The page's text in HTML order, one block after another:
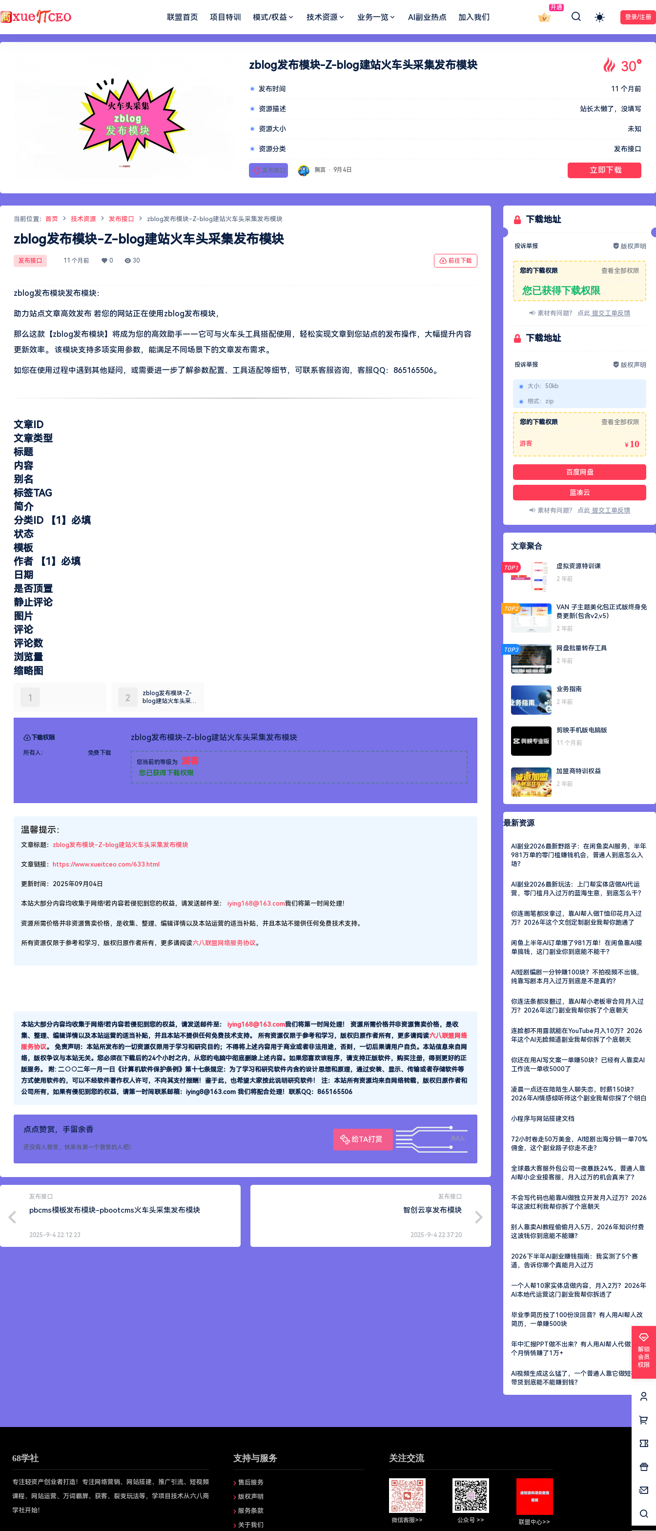
开通
登录/注册
联盟首页 项目特训 模式/权益 技术资源 业务一览 AI副业热点 加入我们
zblog发布模块-Z-blog建站火车头采集发布模块 30°
发布时间 11 个月前
资源描述 站长太懒了，没填写
资源大小 未知
资源分类 发布接口
发布接口 無言 · 9月4日 立即下载
当前位置： 首页 技术资源 发布接口 zblog发布模块-Z-blog建站火车头采集发布模块
zblog发布模块-Z-blog建站火车头采集发布模块
发布接口 11 个月前 0 30 前往下载
zblog发布模块发布模块：
助力站点文章高效发布 若您的网站正在使用zblog发布模块，
那么这款【zblog发布模块】将成为您的高效助手——它可与火车头工具搭配使用，轻松实现文章到您站点的发布操作，大幅提升内容
更新效率。 该模块支持多项实用参数，能满足不同场景下的文章发布需求。
如您在使用过程中遇到其他疑问，或需要进一步了解参数配置、工具适配等细节，可联系客服咨询，客服QQ：865165506。
文章ID
文章类型
标题
内容
别名
标签TAG
简介
分类ID 【1】必填
状态
模板
作者 【1】必填
日期
是否顶置
静止评论
图片
评论
评论数
浏览量
缩略图
1
zblog发布模块-Z-
blog建站火车头采
2
下载权限
所有人： 免费下载
zblog发布模块-Z-blog建站火车头采集发布模块
您当前的等级为 游客
您已获得下载权限
温馨提示：
文章标题： zblog发布模块-Z-blog建站火车头采集发布模块
文章链接： https://www.xueitceo.com/633.html
更新时间：2025年09月04日
本站大部分内容均收集于网络!若内容若侵犯到您的权益，请发送邮件至： iying168@163.com我们将第一时间处理！
资源所需价格并非资源售卖价格，是收集、整理、编辑详情以及本站运营的适当补贴，并且本站不提供任何免费技术支持。
所有资源仅限于参考和学习，版权归原作者所有，更多请阅读六八联盟网络服务协议。
本站大部分内容均收集于网络!若内容若侵犯到您的权益，请发送邮件至： iying168@163.com我们将第一时间处理！
资源所需价格并非资源售卖价格，是收
集、整理、编辑详情以及本站运营的适当补贴，并且本站不提供任何免费技术支持。
所有资源仅限于参考和学习，版权归原作者所有，更多请阅读六八联盟网络
服务协议。
免责声明：本站所发布的一切资源仅限用于学习和研究目的；不得将上述内容用于商业或者非法用途，否则，一切后果请用户自负。本站信息来自网
络，版权争议与本站无关。您必须在下载后的24个小时之内，从您的电脑中彻底删除上述内容。如果您喜欢该程序，请支持正版软件，购买注册，得到更好的正
版服务。 附: 二○○二年一月一日《计算机软件保护条例》第十七条规定：为了学习和研究软件内含的设计思想和原理，通过安装、显示、传输或者存储软件等
方式使用软件的，可以不经软件著作权人许可，不向其支付报酬！鉴于此，也希望大家按此说明研究软件！ 注：本站所有资源均来自网络转载，版权归原作者和
公司所有，如果有侵犯到您的权益，请第一时间联系邮箱：iying8@163.com 我们将配合处理！联系QQ：865165506
点点赞赏，手留余香
给TA打赏
共0人
还没有人赞赏，快来当第一个赞赏的人吧！
发布接口
pbcms模板发布模块-pbootcms火车头采集发布模块
2025-9-4 22:12:23
发布接口
智创云享发布模块
2025-9-4 22:37:20
下载地址
投诉举报 版权声明
您的下载权限 查看全部权限
您已获得下载权限
📢 素材有问题？ 点此 提交工单反馈
下载地址
投诉举报 版权声明
大小： 50kb
格式： zip
您的下载权限 查看全部权限
游客 ￥ 10
百度网盘
蓝凑云
📢 素材有问题？ 点此 提交工单反馈
文章聚合
TOP1 虚拟资源特训课
2 年前
TOP2
VAN 子主题美化包正式版终身免
费更新(包含v2,v5）
2 年前
TOP3 网盘批量转存工具
2 年前
业务指南
2 年前
剪映手机版电脑版
11 个月前
加盟商特训权益
2 年前
最新资源
AI副业2026最新野路子：在闲鱼卖AI服务，半年
981万单的零门槛赚钱机会，普通人到底怎么入
场？
AI副业2026最新玩法：上门帮实体店做AI代运
营，零门槛月入过万的蓝海生意，到底怎么干？
你连画笔都没拿过，靠AI帮人做T恤印花月入过
万？2026年这个文创定制副业我帮你跑通了
闲鱼上半年AI订单爆了981万单！在闲鱼靠AI接
单搞钱，这门副业你到底能不能干？
AI短剧编剧一分钟赚100块？不拍视频不出镜，
纯靠写剧本月入过万到底是不是真的？
你连法条都没翻过，靠AI帮小老板审合同月入过
万？2026年这门副业我帮你拆了个底朝天
连脸都不用露就能在YouTube月入10万？2026
年这个AI无脸频道副业我帮你拆了个底朝天
你还在用AI写文案一单赚50块？已经有人靠卖AI
工作流一单收5000了
凌晨一点还在陪陌生人聊失恋，时薪150块？
2026年AI情感倾听师这个副业我帮你探了个明白
小程序与网站搭建文档
72小时卷走50万美金，AI短剧出海分销一单70%
佣金，这个副业路子你走不走？
全球最大客服外包公司一夜暴跌24%，普通人靠
AI帮小企业接客服，月入过万的机会真来了？
不会写代码也能靠AI做独立开发月入过万？2026
年这波红利我帮你拆了个底朝天
别人靠卖AI教程偷偷月入5万，2026年知识付费
这波钱你到底能不能赚？
2026下半年AI副业赚钱指南：我实测了5个赛
道，告诉你哪个真能月入过万
一个人帮10家实体店做内容，月入2万？2026年
AI本地代运营这门副业我帮你拆透了
毕业季简历投了100份没回音？有人用AI帮人改
简历，一单赚500块
年中汇报PPT做不出来？有人用AI帮人代做，一
个月悄悄赚了1万+
AI视频生成这么猛了，一个普通人靠它做短视频
带货到底能不能赚到钱？
解锁
会员
权限
68学社
专注轻资产创业者打造！专注网络营销、网站搭建、推广引流、短视频
课程、网站运营、万词霸屏、获客、裂变玩法等，学项目技术从六八商
学社开始！
支持与服务
售后服务
版权声明
服务条款
关于我们
关注交流
微信客服>> 公众号 >> 联盟中心>>